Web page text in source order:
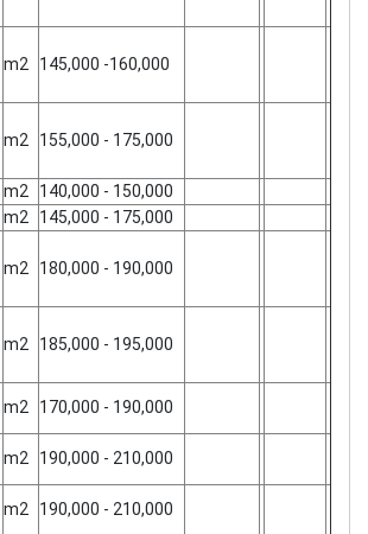
m2 145,000 -160,000
m2 155,000 - 175,000
m2 140,000 - 150,000
m2 145,000 - 175,000
m2 180,000 - 190,000
m2 185,000 - 195,000
m2 170,000 - 190,000
m2 190,000 - 210,000
m2 190,000 - 210,000